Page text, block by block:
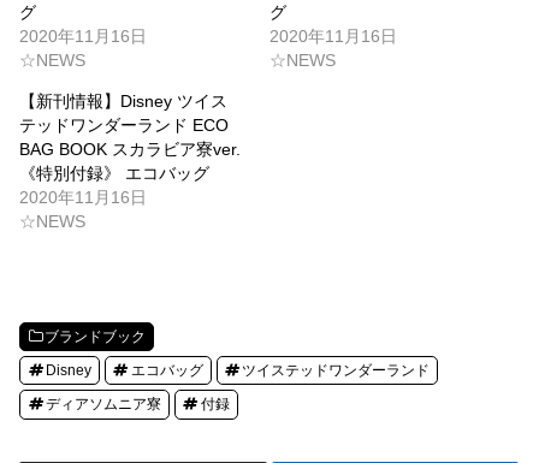
グ
2020年11月16日
☆NEWS
グ
2020年11月16日
☆NEWS
【新刊情報】Disney ツイス
テッドワンダーランド ECO
BAG BOOK スカラビア寮ver.
《特別付録》 エコバッグ
2020年11月16日
☆NEWS
ブランドブック
Disney エコバッグ ツイステッドワンダーランド
ディアソムニア寮 付録